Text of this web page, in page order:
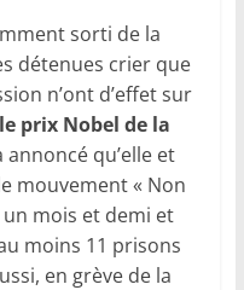
sorti de la
détenues crier que
n’ont d’effet sur
le prix Nobel de la
annoncé qu’elle et
mouvement « Non
un mois et demi et
moins 11 prisons
en grève de la